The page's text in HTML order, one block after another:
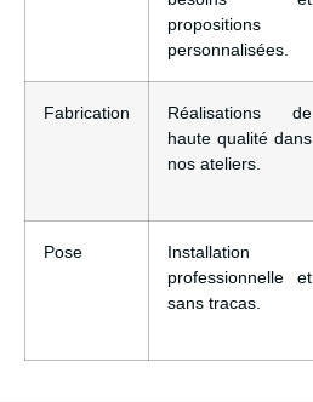
propositions
personnalisées.
Fabrication
Réalisations de
haute qualité dans
nos ateliers.
Pose
Installation
professionnelle et
sans tracas.